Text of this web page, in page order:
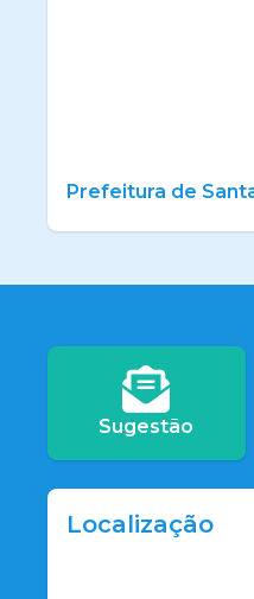
Prefeitura de
Sugestão
Localização